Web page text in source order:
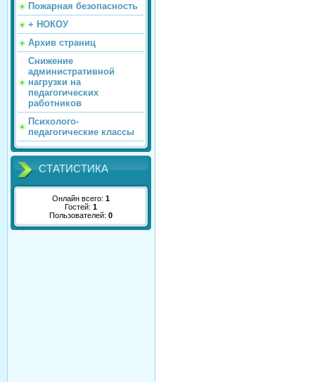
Пожарная безопасность
+ НОКОУ
Архив страниц
Снижение
административной
нагрузки на
педагогических
работников
Психолого-
педагогические классы
СТАТИСТИКА
Онлайн всего: 1
Гостей: 1
Пользователей: 0